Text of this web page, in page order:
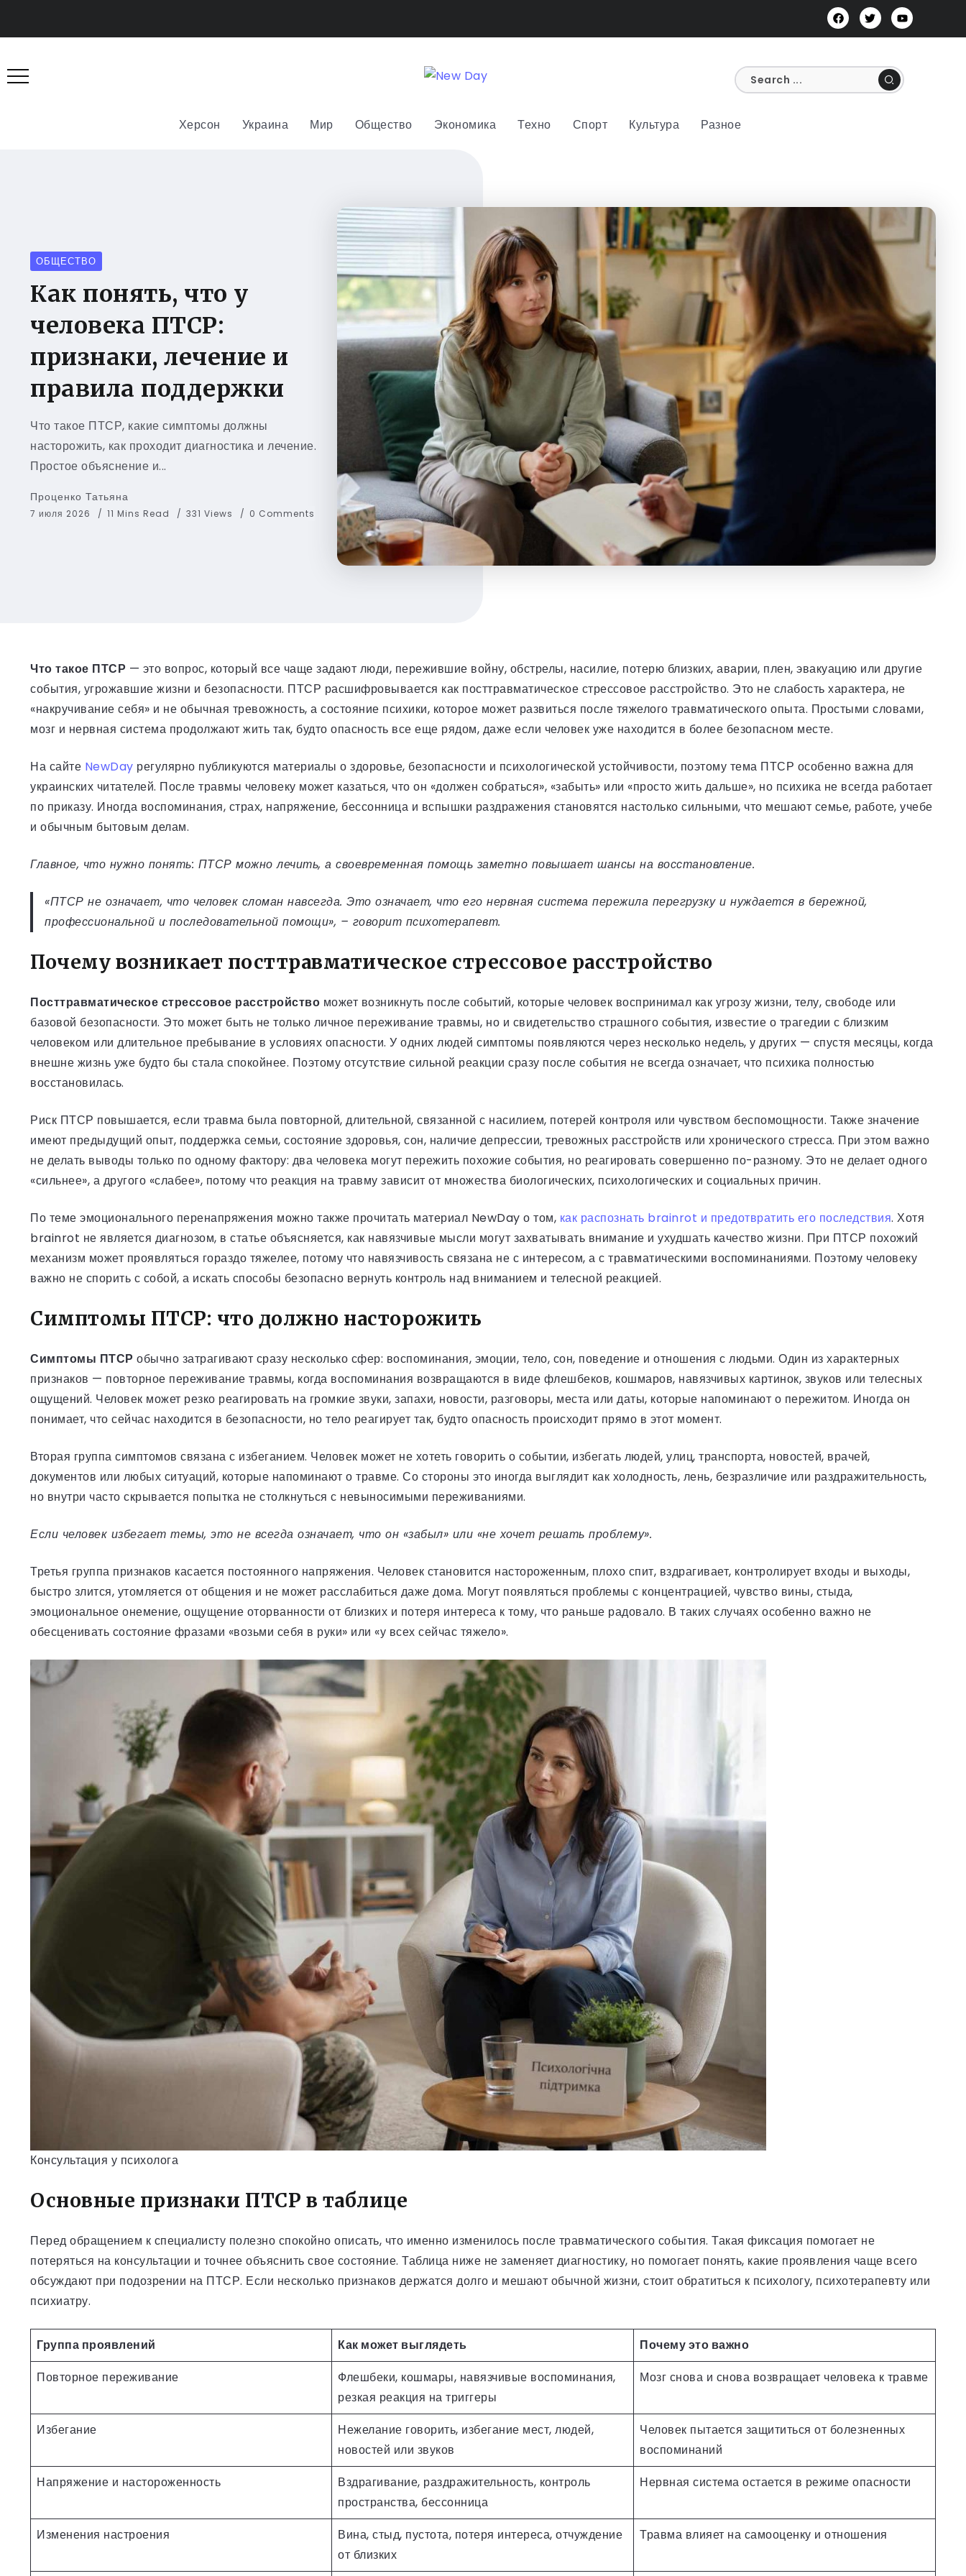
Херсон Украина Мир Общество Экономика Техно Спорт Культура Разное
ОБЩЕСТВО
Как понять, что у
человека ПТСР:
признаки, лечение и
правила поддержки
Что такое ПТСР, какие симптомы должны
насторожить, как проходит диагностика и лечение.
Простое объяснение и...
Проценко Татьяна
7 июля 2026 11 Mins Read 331 Views 0 Comments
Что такое ПТСР — это вопрос, который все чаще задают люди, пережившие войну, обстрелы, насилие, потерю близких, аварии, плен, эвакуацию или другие
события, угрожавшие жизни и безопасности. ПТСР расшифровывается как посттравматическое стрессовое расстройство. Это не слабость характера, не
«накручивание себя» и не обычная тревожность, а состояние психики, которое может развиться после тяжелого травматического опыта. Простыми словами,
мозг и нервная система продолжают жить так, будто опасность все еще рядом, даже если человек уже находится в более безопасном месте.
На сайте NewDay регулярно публикуются материалы о здоровье, безопасности и психологической устойчивости, поэтому тема ПТСР особенно важна для
украинских читателей. После травмы человеку может казаться, что он «должен собраться», «забыть» или «просто жить дальше», но психика не всегда работает
по приказу. Иногда воспоминания, страх, напряжение, бессонница и вспышки раздражения становятся настолько сильными, что мешают семье, работе, учебе
и обычным бытовым делам.
Главное, что нужно понять: ПТСР можно лечить, а своевременная помощь заметно повышает шансы на восстановление.
«ПТСР не означает, что человек сломан навсегда. Это означает, что его нервная система пережила перегрузку и нуждается в бережной,
профессиональной и последовательной помощи», – говорит психотерапевт.
Почему возникает посттравматическое стрессовое расстройство
Посттравматическое стрессовое расстройство может возникнуть после событий, которые человек воспринимал как угрозу жизни, телу, свободе или
базовой безопасности. Это может быть не только личное переживание травмы, но и свидетельство страшного события, известие о трагедии с близким
человеком или длительное пребывание в условиях опасности. У одних людей симптомы появляются через несколько недель, у других — спустя месяцы, когда
внешне жизнь уже будто бы стала спокойнее. Поэтому отсутствие сильной реакции сразу после события не всегда означает, что психика полностью
восстановилась.
Риск ПТСР повышается, если травма была повторной, длительной, связанной с насилием, потерей контроля или чувством беспомощности. Также значение
имеют предыдущий опыт, поддержка семьи, состояние здоровья, сон, наличие депрессии, тревожных расстройств или хронического стресса. При этом важно
не делать выводы только по одному фактору: два человека могут пережить похожие события, но реагировать совершенно по-разному. Это не делает одного
«сильнее», а другого «слабее», потому что реакция на травму зависит от множества биологических, психологических и социальных причин.
По теме эмоционального перенапряжения можно также прочитать материал NewDay о том, как распознать brainrot и предотвратить его последствия. Хотя
brainrot не является диагнозом, в статье объясняется, как навязчивые мысли могут захватывать внимание и ухудшать качество жизни. При ПТСР похожий
механизм может проявляться гораздо тяжелее, потому что навязчивость связана не с интересом, а с травматическими воспоминаниями. Поэтому человеку
важно не спорить с собой, а искать способы безопасно вернуть контроль над вниманием и телесной реакцией.
Симптомы ПТСР: что должно насторожить
Симптомы ПТСР обычно затрагивают сразу несколько сфер: воспоминания, эмоции, тело, сон, поведение и отношения с людьми. Один из характерных
признаков — повторное переживание травмы, когда воспоминания возвращаются в виде флешбеков, кошмаров, навязчивых картинок, звуков или телесных
ощущений. Человек может резко реагировать на громкие звуки, запахи, новости, разговоры, места или даты, которые напоминают о пережитом. Иногда он
понимает, что сейчас находится в безопасности, но тело реагирует так, будто опасность происходит прямо в этот момент.
Вторая группа симптомов связана с избеганием. Человек может не хотеть говорить о событии, избегать людей, улиц, транспорта, новостей, врачей,
документов или любых ситуаций, которые напоминают о травме. Со стороны это иногда выглядит как холодность, лень, безразличие или раздражительность,
но внутри часто скрывается попытка не столкнуться с невыносимыми переживаниями.
Если человек избегает темы, это не всегда означает, что он «забыл» или «не хочет решать проблему».
Третья группа признаков касается постоянного напряжения. Человек становится настороженным, плохо спит, вздрагивает, контролирует входы и выходы,
быстро злится, утомляется от общения и не может расслабиться даже дома. Могут появляться проблемы с концентрацией, чувство вины, стыда,
эмоциональное онемение, ощущение оторванности от близких и потеря интереса к тому, что раньше радовало. В таких случаях особенно важно не
обесценивать состояние фразами «возьми себя в руки» или «у всех сейчас тяжело».
Консультация у психолога
Основные признаки ПТСР в таблице
Перед обращением к специалисту полезно спокойно описать, что именно изменилось после травматического события. Такая фиксация помогает не
потеряться на консультации и точнее объяснить свое состояние. Таблица ниже не заменяет диагностику, но помогает понять, какие проявления чаще всего
обсуждают при подозрении на ПТСР. Если несколько признаков держатся долго и мешают обычной жизни, стоит обратиться к психологу, психотерапевту или
психиатру.
Группа проявлений Как может выглядеть
Почему это важно
Повторное переживание
Флешбеки, кошмары, навязчивые воспоминания,
резкая реакция на триггеры
Мозг снова и снова возвращает человека к травме
Избегание
Нежелание говорить, избегание мест, людей,
новостей или звуков
Человек пытается защититься от болезненных
воспоминаний
Напряжение и настороженность
Вздрагивание, раздражительность, контроль
пространства, бессонница
Нервная система остается в режиме опасности
Изменения настроения
Вина, стыд, пустота, потеря интереса, отчуждение
от близких
Травма влияет на самооценку и отношения